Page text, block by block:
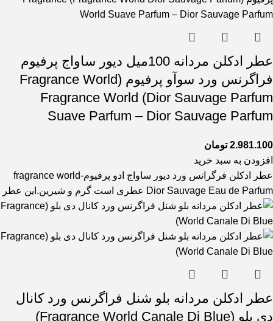
عطر ادکلن مردانه 100میل دیور ساواج پرفیوم
فراگرنس ورد سوآو پرفیوم (Fragrance World
Dior Sauvage Parfum) Fragrance World
Suave Parfum – Dior Sauvage Parfum
2.981.100 تومان
افزودن به سبد خرید
عطر ادکلن فرگرانس ورد دیور ساواج ادو پرفیوم-fragrance world
Dior Sauvage Eau de Parfum عطری است گرم و شیرین.این عطر
عطر ادکلن مردانه بلو شنل فراگرنس ورد کانال
دی بلو (Fragrance World Canale Di Blue)